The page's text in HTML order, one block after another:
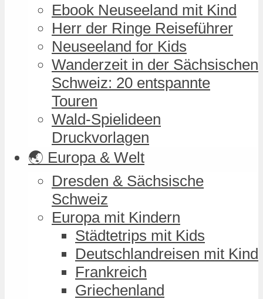
Ebook Neuseeland mit Kind
Herr der Ringe Reiseführer
Neuseeland for Kids
Wanderzeit in der Sächsischen
Schweiz: 20 entspannte
Touren
Wald-Spielideen
Druckvorlagen
🌏 Europa & Welt
Dresden & Sächsische
Schweiz
Europa mit Kindern
Städtetrips mit Kids
Deutschlandreisen mit Kind
Frankreich
Griechenland